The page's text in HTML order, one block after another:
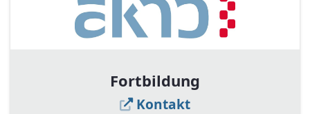
Fortbildung
Kontakt